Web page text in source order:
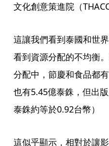
文化創意策進院（
這讓我們看到泰國和世
看到資源分配的不均衡
分配中，節慶和食品都
也有5.45億泰銖，但出
泰銖約等於0.92台幣）
這似乎顯示，相對於讓